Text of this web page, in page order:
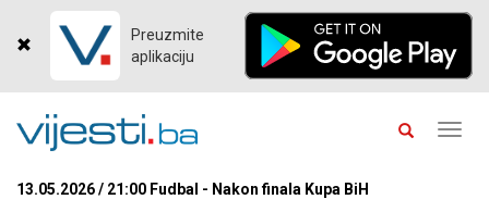
Preuzmite
aplikaciju
13.05.2026 / 21:00 Fudbal - Nakon finala Kupa BiH